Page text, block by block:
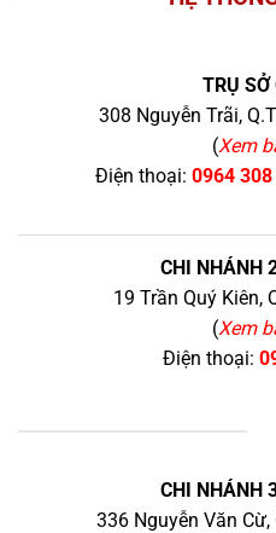
TRỤ SỞ
308 Nguyễn Trãi,
(Xem
Điện thoại: 0964
CHI NHÁNH
19 Trần Quý Kiên,
(Xem
Điện thoại:
CHI NHÁNH
336 Nguyễn Văn